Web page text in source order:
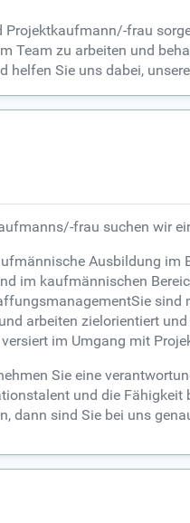
Projektkaufmann/-frau
Team zu arbeiten und
helfen Sie uns dabei,
frau suchen wir
Ausbildung
im kaufmännischen
arbeiten zielorientiert
im Umgang mit
Sie eine
und die
dann sind Sie bei uns